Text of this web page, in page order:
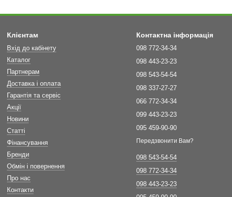
Клієнтам
Вхід до кабінету
Каталог
Партнерам
Доставка і оплата
Гарантія та сервіс
Акції
Новини
Статті
Фінансування
Бренди
Обмін і повернення
Про нас
Контакти
Контактна інформація
098 772-34-34
098 443-23-23
098 543-54-54
098 337-27-27
066 772-34-34
099 443-23-23
095 459-90-90
Передзвонити Вам?
098 543-54-54
098 772-34-34
098 443-23-23